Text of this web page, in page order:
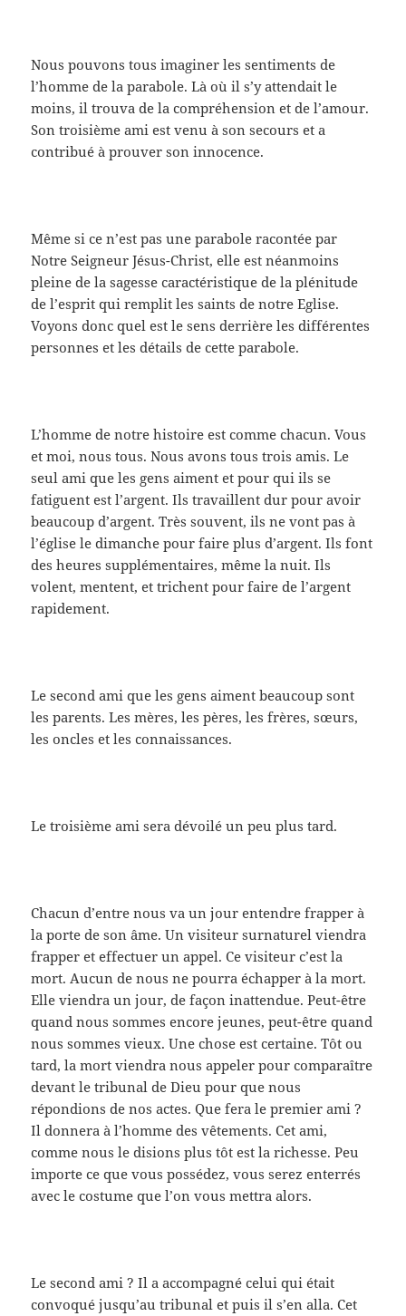
Nous pouvons tous imaginer les sentiments de
l’homme de la parabole. Là où il s’y attendait le
moins, il trouva de la compréhension et de l’amour.
Son troisième ami est venu à son secours et a
contribué à prouver son innocence.
Même si ce n’est pas une parabole racontée par
Notre Seigneur Jésus-Christ, elle est néanmoins
pleine de la sagesse caractéristique de la plénitude
de l’esprit qui remplit les saints de notre Eglise.
Voyons donc quel est le sens derrière les différentes
personnes et les détails de cette parabole.
L’homme de notre histoire est comme chacun. Vous
et moi, nous tous. Nous avons tous trois amis. Le
seul ami que les gens aiment et pour qui ils se
fatiguent est l’argent. Ils travaillent dur pour avoir
beaucoup d’argent. Très souvent, ils ne vont pas à
l’église le dimanche pour faire plus d’argent. Ils font
des heures supplémentaires, même la nuit. Ils
volent, mentent, et trichent pour faire de l’argent
rapidement.
Le second ami que les gens aiment beaucoup sont
les parents. Les mères, les pères, les frères, sœurs,
les oncles et les connaissances.
Le troisième ami sera dévoilé un peu plus tard.
Chacun d’entre nous va un jour entendre frapper à
la porte de son âme. Un visiteur surnaturel viendra
frapper et effectuer un appel. Ce visiteur c’est la
mort. Aucun de nous ne pourra échapper à la mort.
Elle viendra un jour, de façon inattendue. Peut-être
quand nous sommes encore jeunes, peut-être quand
nous sommes vieux. Une chose est certaine. Tôt ou
tard, la mort viendra nous appeler pour comparaître
devant le tribunal de Dieu pour que nous
répondions de nos actes. Que fera le premier ami ?
Il donnera à l’homme des vêtements. Cet ami,
comme nous le disions plus tôt est la richesse. Peu
importe ce que vous possédez, vous serez enterrés
avec le costume que l’on vous mettra alors.
Le second ami ? Il a accompagné celui qui était
convoqué jusqu’au tribunal et puis il s’en alla. Cet